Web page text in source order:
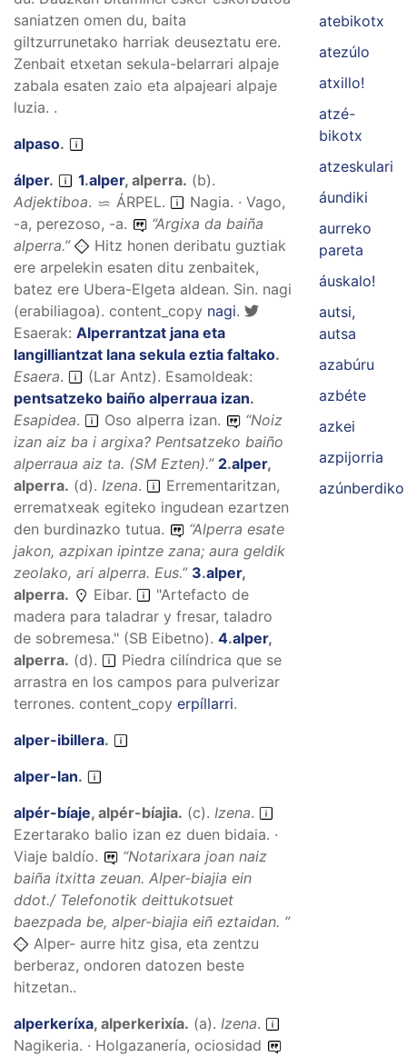
saniatzen omen du, baita
giltzurrunetako harriak deuseztatu ere.
Zenbait etxetan sekula-belarrari alpaje
zabala esaten zaio eta alpajeari alpaje
luzia. .
alpaso.
álper. 1.alper, alperra. (b).
Adjektiboa. ÁRPEL.
Nagia. · Vago,
-a, perezoso, -a.
“Argixa da baiña
alperra.”
Hitz honen deribatu guztiak
ere arpelekin esaten ditu zenbaitek,
batez ere Ubera-Elgeta aldean. Sin. nagi
(erabiliagoa). content_copy nagi.
Esaerak: Alperrantzat jana eta
langilliantzat lana sekula eztia faltako.
Esaera. (Lar Antz). Esamoldeak:
pentsatzeko baiño alperraua izan.
Esapidea. Oso alperra izan. “Noiz
izan aiz ba i argixa? Pentsatzeko baiño
alperraua aiz ta. (SM Ezten).” 2.alper,
alperra. (d). Izena.
Errementaritzan,
errematxeak egiteko ingudean ezartzen
den burdinazko tutua.
“Alperra esate
jakon, azpixan ipintze zana; aura geldik
zeolako, ari alperra. Eus.” 3.alper,
alperra. Eibar.
"Artefacto de
madera para taladrar y fresar, taladro
de sobremesa." (SB Eibetno). 4.alper,
alperra. (d).
Piedra cilíndrica que se
arrastra en los campos para pulverizar
terrones. content_copy erpíllarri.
alper-ibillera.
alper-lan.
alpér-bíaje, alpér-bíajia. (c). Izena.
Ezertarako balio izan ez duen bidaia. ·
Viaje baldío.
“Notarixara joan naiz
baiña itxitta zeuan. Alper-biajia ein
ddot./ Telefonotik deittukotsuet
baezpada be, alper-biajia eiñ eztaidan. ”
Alper- aurre hitz gisa, eta zentzu
berberaz, ondoren datozen beste
hitzetan..
alperkeríxa, alperkerixía. (a). Izena.
Nagikeria. · Holgazanería, ociosidad
atebikotx
atezúlo
atxillo!
atzé-
bikotx
atzeskulari
áundiki
aurreko
pareta
áuskalo!
autsi,
autsa
azabúru
azbéte
azkei
azpijorria
azúnberdiko